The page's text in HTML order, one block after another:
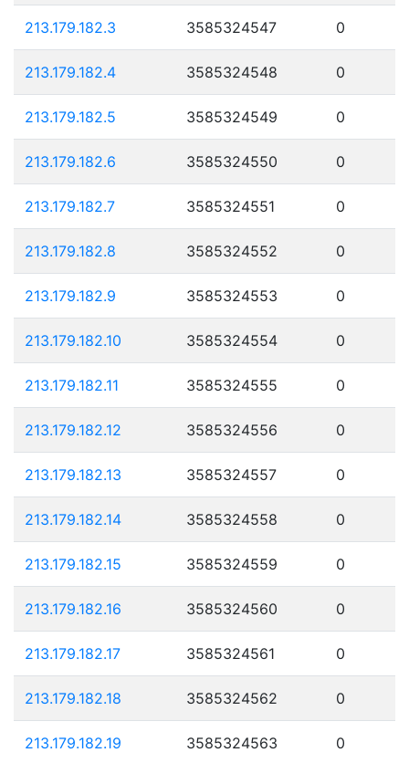
213.179.182.3 3585324547 0
213.179.182.4 3585324548 0
213.179.182.5 3585324549 0
213.179.182.6 3585324550 0
213.179.182.7 3585324551 0
213.179.182.8 3585324552 0
213.179.182.9 3585324553 0
213.179.182.10 3585324554 0
213.179.182.11 3585324555 0
213.179.182.12 3585324556 0
213.179.182.13 3585324557 0
213.179.182.14 3585324558 0
213.179.182.15 3585324559 0
213.179.182.16 3585324560 0
213.179.182.17 3585324561 0
213.179.182.18 3585324562 0
213.179.182.19 3585324563 0